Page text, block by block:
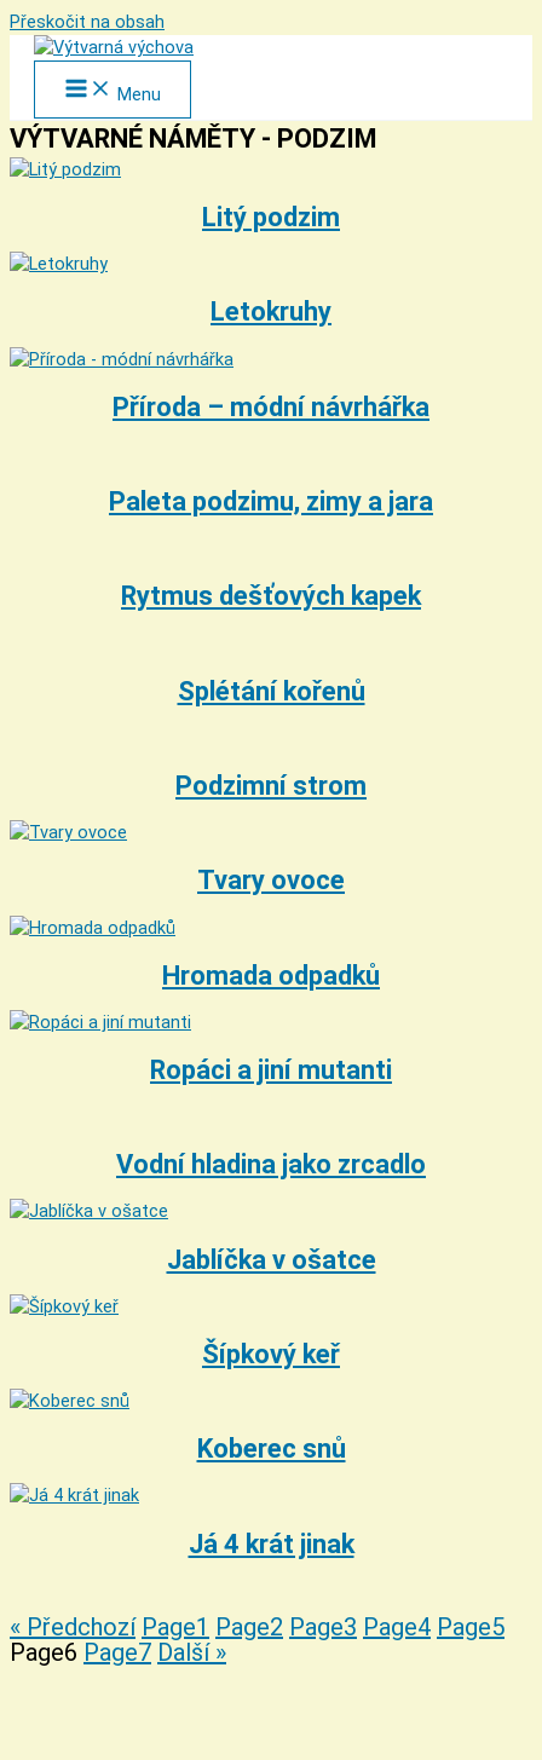
Přeskočit na obsah
Menu
VÝTVARNÉ NÁMĚTY - PODZIM
Litý podzim
Letokruhy
Příroda – módní návrhářka
Paleta podzimu, zimy a jara
Rytmus dešťových kapek
Splétání kořenů
Podzimní strom
Tvary ovoce
Hromada odpadků
Ropáci a jiní mutanti
Vodní hladina jako zrcadlo
Jablíčka v ošatce
Šípkový keř
Koberec snů
Já 4 krát jinak
« Předchozí Page1 Page2 Page3 Page4 Page5
Page6 Page7 Další »